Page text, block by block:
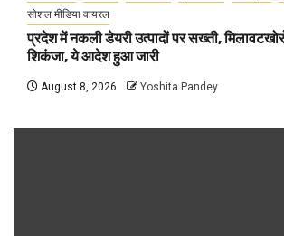
सोशल मीडिया वायरल
प्रदेश में नकली डेयरी उत्पादों पर सख्ती,
शिकंजा, ये आदेश हुआ जारी
August 8, 2026 Yoshita Pandey